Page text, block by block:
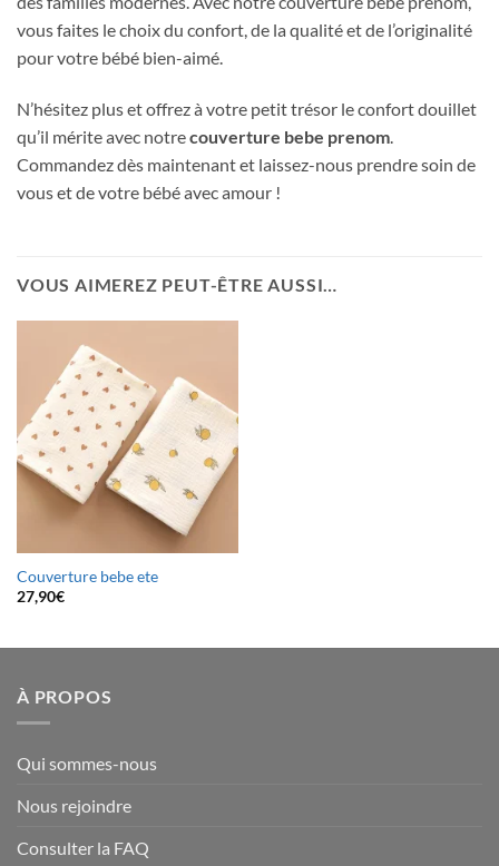
vous faites le choix du confort, de la qualité et de l’originalité
pour votre bébé bien-aimé.
N’hésitez plus et offrez à votre petit trésor le confort douillet
qu’il mérite avec notrecouverture bebe prenom
Commandez dès maintenant et laissez-nous prendre soin de
vous et de votre bébé avec amour !
VOUS AIMEREZ PEUT-ÊTRE AUSSI…
Couverture bebe ete
27,90€
À PROPOS
Qui sommes-nous
Nous rejoindre
Consulter la FAQ